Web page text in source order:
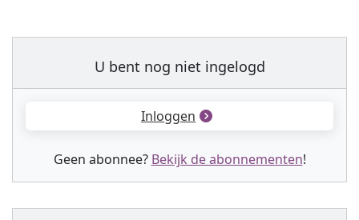
U bent nog niet ingelogd
Inloggen
Geen abonnee? Bekijk de abonnementen!